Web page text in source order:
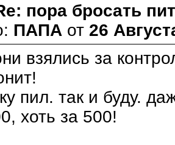
пора бросать
ПАПА от 26
взялись за
пил. так и буду.
хоть за 500!